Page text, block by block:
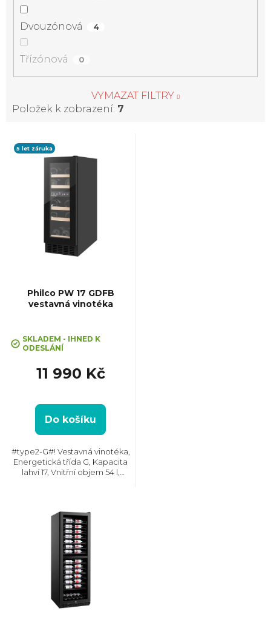
Dvouzónová 4
Třízónová 0
VYMAZAT FILTRY
Položek k zobrazení: 7
V
o
k
t
5 let záruka
Philco PW 17 GDFB
vestavná vinotéka
hodnocení
5,0
5
hvězdiček.
SKLADEM - IHNED K
ODESLÁNÍ
11 990 Kč
Do košíku
#type2-G#! Vestavná vinotéka,
Energetická třída G, Kapacita
lahví 17, Vnitřní objem 54 l,